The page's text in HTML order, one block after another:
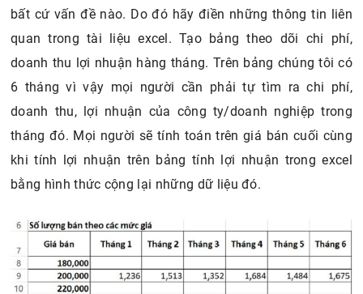
bất cứ vấn đề nào. Do đó hãy điền những thông tin liên
quan trong tài liệu excel. Tạo bảng theo dõi chi phí,
doanh thu lợi nhuận hàng tháng. Trên bảng chúng tôi có
6 tháng vì vậy mọi người cần phải tự tìm ra chi phí,
doanh thu, lợi nhuận của công ty/doanh nghiệp trong
tháng đó. Mọi người sẽ tính toán trên giá bán cuối cùng
khi tính lợi nhuận trên bảng tính lợi nhuận trong excel
bằng hình thức cộng lại những dữ liệu đó.